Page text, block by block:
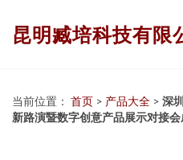
昆明臧培科技有限
当前位置： 首页 > 产品大全 > 深
新路演暨数字创意产品展示对接